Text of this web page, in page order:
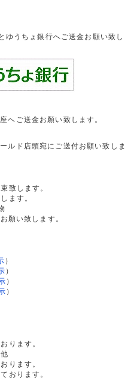
うちょ銀行へご送金お願い致し
へご送金お願い致します。
ルド店頭宛にご送付お願い致しま
致します。
ます。
願い致します。
）
）
）
）
ります。
他
ります。
おります。